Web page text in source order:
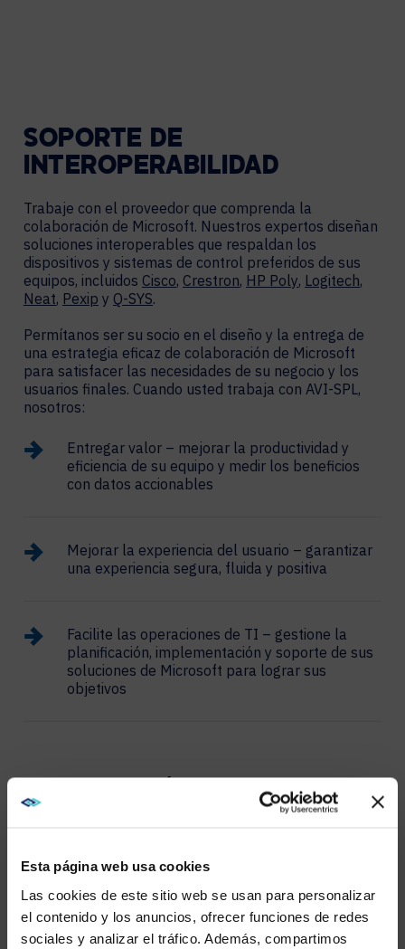
Esta página web usa cookies
Las cookies de este sitio web se usan para personalizar
el contenido y los anuncios, ofrecer funciones de redes
sociales y analizar el tráfico. Además, compartimos
SOPORTE DE
INTEROPERABILIDAD
Trabaje con el proveedor que comprenda la
colaboración de Microsoft. Nuestros expertos diseñan
soluciones interoperables que respaldan los
dispositivos y sistemas de control preferidos de sus
equipos, incluidos Cisco, Crestron, HP Poly, Logitech,
Neat, Pexip y Q-SYS.
Permítanos ser su socio en el diseño y la entrega de
una estrategia eficaz de colaboración de Microsoft
para satisfacer las necesidades de su negocio y los
usuarios finales. Cuando usted trabaja con AVI-SPL,
nosotros:
Entregar valor – mejorar la productividad y
eficiencia de su equipo y medir los beneficios
con datos accionables
Mejorar la experiencia del usuario – garantizar
una experiencia segura, fluida y positiva
Facilite las operaciones de TI – gestione la
planificación, implementación y soporte de sus
soluciones de Microsoft para lograr sus
objetivos
dispositivos de Microsoft.